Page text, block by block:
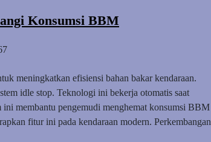
Konsumsi BBM
meningkatkan efisiensi bahan bakar kendaraan.
idle stop. Teknologi ini bekerja otomatis saat
ini membantu pengemudi menghemat konsumsi BBM
fitur ini pada kendaraan modern. Perkembangan